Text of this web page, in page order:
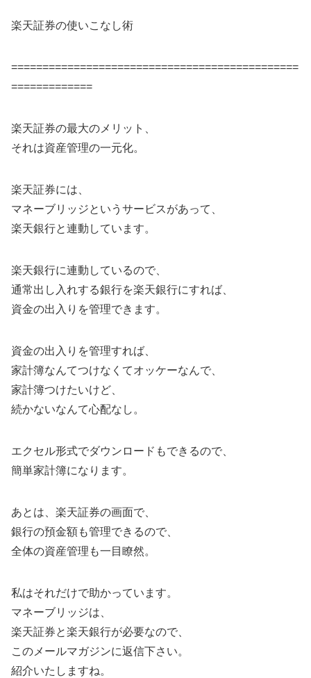
楽天証券の使いこなし術
==============================================
=============
楽天証券の最大のメリット、
それは資産管理の一元化。
楽天証券には、
マネーブリッジというサービスがあって、
楽天銀行と連動しています。
楽天銀行に連動しているので、
通常出し入れする銀行を楽天銀行にすれば、
資金の出入りを管理できます。
資金の出入りを管理すれば、
家計簿なんてつけなくてオッケーなんで、
家計簿つけたいけど、
続かないなんて心配なし。
エクセル形式でダウンロードもできるので、
簡単家計簿になります。
あとは、楽天証券の画面で、
銀行の預金額も管理できるので、
全体の資産管理も一目瞭然。
私はそれだけで助かっています。
マネーブリッジは、
楽天証券と楽天銀行が必要なので、
このメールマガジンに返信下さい。
紹介いたしますね。